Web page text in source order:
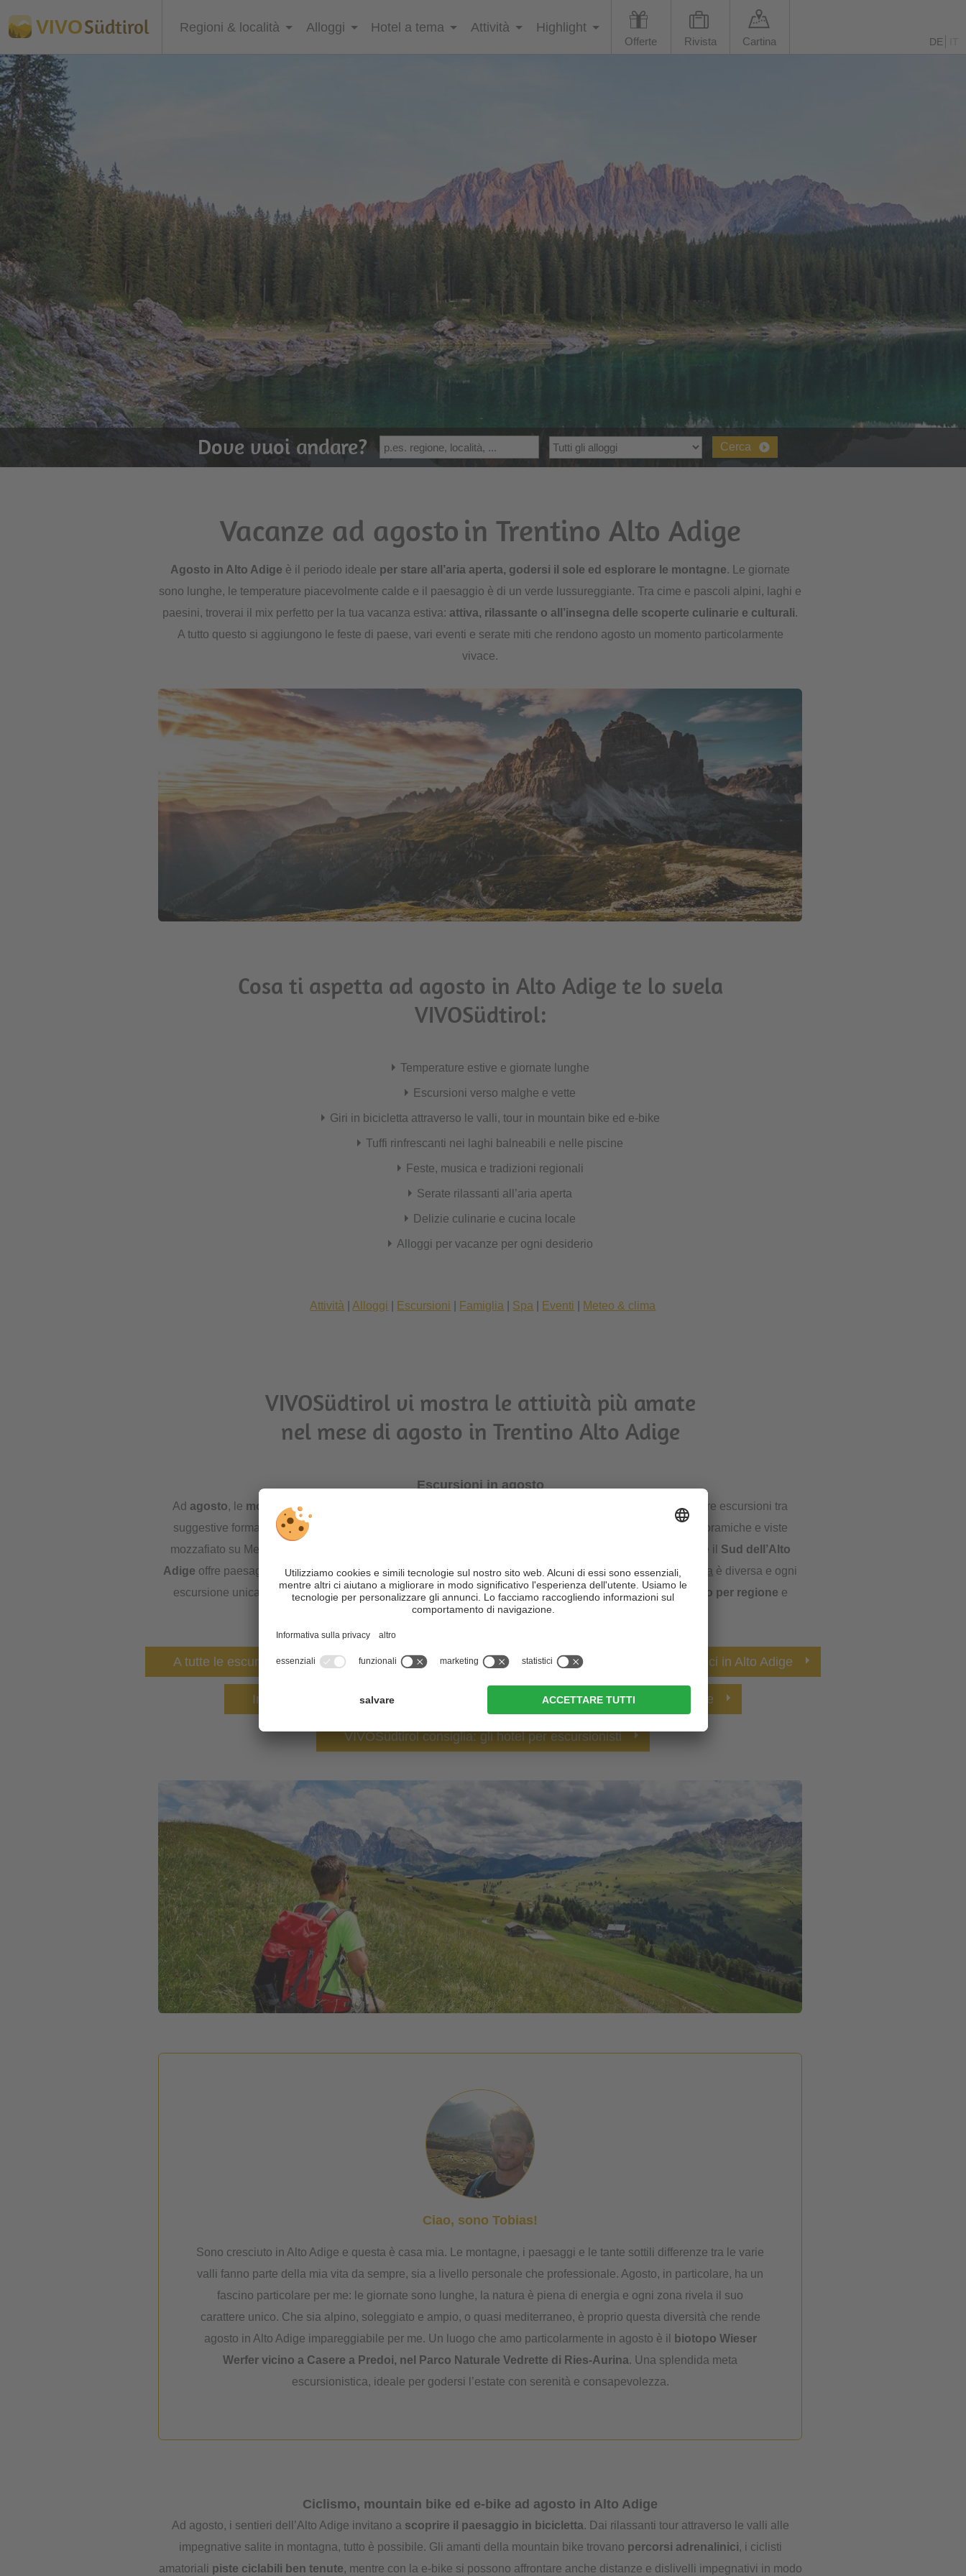
VIVOSüdtirol Regioni & località Alloggi Hotel a tema Attività Highlight
Offerte Rivista Cartina DE
Dove vuoi andare? Cerca
Vacanze ad agosto in Trentino Alto Adige
Agosto in Alto Adige è il periodo ideale per stare all’aria aperta, godersi il sole ed esplorare le montagne. Le giornate
sono lunghe, le temperature piacevolmente calde e il paesaggio è di un verde lussureggiante. Tra cime e pascoli alpini, laghi e
paesini, troverai il mix perfetto per la tua vacanza estiva: attiva, rilassante o all’insegna delle scoperte culinarie e culturali.
A tutto questo si aggiungono le feste di paese, vari eventi e serate miti che rendono agosto un momento particolarmente
vivace.
Cosa ti aspetta ad agosto in Alto Adige te lo svela
VIVOSüdtirol:
Temperature estive e giornate lunghe
Escursioni verso malghe e vette
Giri in bicicletta attraverso le valli, tour in mountain bike ed e-bike
Tuffi rinfrescanti nei laghi balneabili e nelle piscine
Feste, musica e tradizioni regionali
Serate rilassanti all’aria aperta
Delizie culinarie e cucina locale
Alloggi per vacanze per ogni desiderio
Attività |Alloggi Escursioni Famiglia Spa Eventi Meteo & clima
VIVOSüdtirol vi mostra le attività più amate
nel mese di agosto in Trentino Alto Adige
Escursioni in agosto
Ad agosto, le montagne dell’Alto Adige rivelano la loro straordinaria varietà
, potrai fare escursioni tra
suggestive formazioni rocciose e ampi pascoli alpini, mentre il
incanta con alte vie panoramiche e viste
mozzafiato su Merano e dintorni. La
vanta sentieri soleggiati con scenari stupefacenti, mentre il Sud dell’Alto
Adige offre paesaggi più dolci, vigneti a perdita d’occhio e un’atmosfera mediterranea. Ogni regione turistica è diversa e ogni
escursione unica. Clicca qui per scoprirele escursioni in tutto l’Alto Adige, organizzate in modo chiaro per regione e
consigli speciali per la tua avventura di agosto
A tutte le escursioni Orari di apertura estivi delle malghe Sentieri panoramici in Alto Adige
Impianti di risalita in estate Escursioni con il cane in Trentino Alto Adige
VIVOSüdtirol consiglia: gli hotel per escursionisti
Ciao, sono Tobias!
Sono cresciuto in Alto Adige e questa è casa mia. Le montagne, i paesaggi e le tante sottili differenze tra le varie
valli fanno parte della mia vita da sempre, sia a livello personale che professionale. Agosto, in particolare, ha un
fascino particolare per me: le giornate sono lunghe, la natura è piena di energia e ogni zona rivela il suo
carattere unico. Che sia alpino, soleggiato e ampio, o quasi mediterraneo, è proprio questa diversità che rende
agosto in Alto Adige impareggiabile per me. Un luogo che amo particolarmente in agosto è il
biotopo Wieser
Werfer vicino a Casere a Predoi, nel Parco Naturale Vedrette di Ries-Aurina. Una splendida meta
escursionistica, ideale per godersi l’estate con serenità e consapevolezza.
Ciclismo, mountain bike ed e-bike ad agosto in Alto Adige
Ad agosto, i sentieri dell’Alto Adige invitano a scoprire il paesaggio in bicicletta. Dai rilassanti tour attraverso le valli alle
impegnative salite in montagna, tutto è possibile. Gli amanti della mountain bike trovano percorsi adrenalinici, i ciclisti
amatoriali piste ciclabili ben tenute, mentre con la e-bike si possono affrontare anche distanze e dislivelli impegnativi in modo